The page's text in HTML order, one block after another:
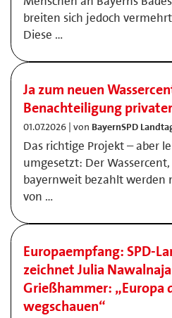
breiten sich jedoch
Diese …
Ja zum neuen
Benachteiligung
01.07.2026 | von BayernSPD
Das richtige Projekt – aber
umgesetzt: Der
bayernweit bezahlt werden
von …
Europaempfang: SPD-
zeichnet Julia
Grießhammer: „Europa
wegschauen“